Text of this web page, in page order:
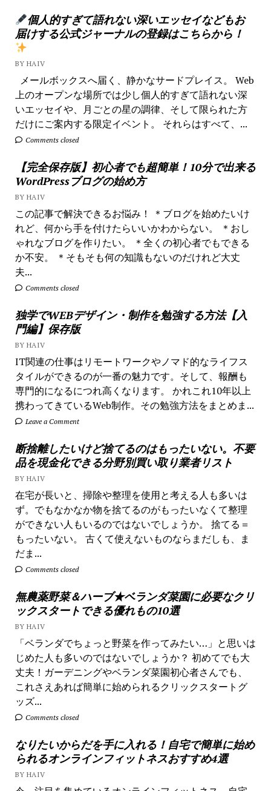
個人的すぎて語れない深いエッセイなどもお
届けする公式ジャーナルの登録はこちらから！
BY HAIV
メールボックスへ届く、静かなサードプレイス。 Web
上のオープンな場所では少し個人的すぎて語れない深
いエッセイや、月ごとの星の調律、そして限られた方
だけにご案内する限定イベント。 それらはすべて、...
Comments closed
【完全保存版】初心者でも超簡単！10分で出来る
WordPressブログの始め方
BY HAIV
この記事で解決できるお悩み！ ＊ブログを始めたいけ
れど、何から手を付けたらいいかわからない。 ＊おし
ゃれなブログを作りたい。 ＊全くの初心者でもできる
か不安。 ＊そもそも何の知識もないのだけれど大丈
夫...
Comments closed
独学でWEBデザイン・制作を勉強する方法【入
門編】保存版
BY HAIV
IT関連の仕事はリモートワークやノマド的なライフス
タイルができるのが一番の魅力です。そして、報酬も
専門的になるにつれ高くなります。 かれこれ10年以上
携わってきているWeb制作。その勉強方法をまとめま...
Leave a Comment
断捨離したいけど捨てるのはもったいない。不要
品を現金化できる分野別買い取り業者リスト
BY HAIV
在宅が長いと、掃除や整理を使用と考える人も多いは
ず。でもなかなか物を捨てるのがもったいなくて整理
ができない人もいるのではないでしょうか。 捨てる＝
もったいない。 古くて使えないものならまだしも、ま
だま...
Comments closed
無農薬野菜＆ハーブ★ベランダ菜園に必要なクリ
ックスタートできる優れもの10選
BY HAIV
「ベランダでちょっと野菜を作ってみたい…」と思いは
じめた人も多いのではないでしょうか？ 初めてでも大
丈夫！ガーデニングやベランダ菜園初心者さんでも、
これさえあれば簡単に始められるクリックスタートグ
ッズ...
Comments closed
なりたいからだを手に入れる！自宅で簡単に始め
られるオンラインフィットネスおすすめ4選
BY HAIV